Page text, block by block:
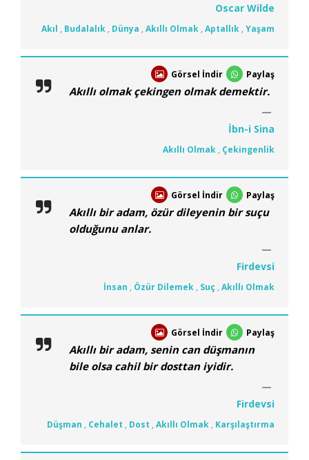
Oscar Wilde
Akıl , Budalalık , Dünya , Akıllı Olmak , Aptallık , Yaşam
Görsel İndir Paylaş
Akıllı olmak çekingen olmak demektir.
İbn-i Sina
Akıllı Olmak , Çekingenlik
Görsel İndir Paylaş
Akıllı bir adam, özür dileyenin bir suçu
olduğunu anlar.
Firdevsi
İnsan , Özür Dilemek , Suç , Akıllı Olmak
Görsel İndir Paylaş
Akıllı bir adam, senin can düşmanın
bile olsa cahil bir dosttan iyidir.
Firdevsi
Düşman , Cehalet , Dost , Akıllı Olmak , Karşılaştırma